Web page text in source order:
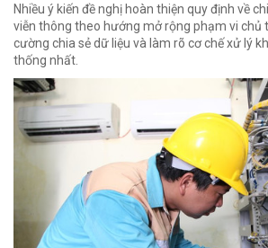
Nhiều ý kiến đề nghị hoàn thiện quy định về
viễn thông theo hướng mở rộng phạm vi chủ
cường chia sẻ dữ liệu và làm rõ cơ chế xử lý
thống nhất.